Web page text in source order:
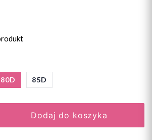
80D 85D
Dodaj do koszyka